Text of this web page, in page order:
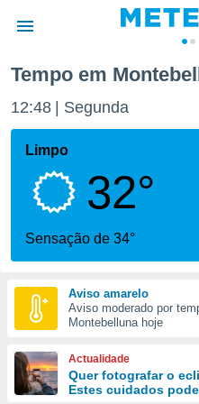
da
foi
fornecidas
a este
das
e
forma
digital
Tempo em
12:48 Segunda
Limpo
32°
Sensação de 34°
Aviso amarelo
Aviso moderado por
Montebelluna hoje
Actualidade
Quer fotografar o
Estes cuidados